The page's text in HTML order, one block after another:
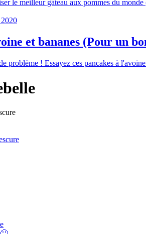
le meilleur gâteau aux pommes du
et bananes (Pour un
problème ! Essayez ces pancakes à